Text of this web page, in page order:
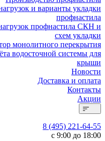
и варианты укладки
профнастила
профнастила СКН и
схем укладки
монолитного перекрытия
водосточной системы для
крыши
Новости
Доставка и оплата
Контакты
Акции
8 (495) 221-64-55
с 9:00 до 18:00